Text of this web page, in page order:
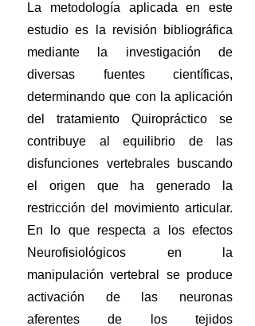
La metodología aplicada en este
estudio es la revisión bibliográfica
mediante la investigación de
diversas fuentes científicas,
determinando que con la aplicación
del tratamiento Quiropráctico se
contribuye al equilibrio de las
disfunciones vertebrales buscando
el origen que ha generado la
restricción del movimiento articular.
En lo que respecta a los efectos
Neurofisiológicos en la
manipulación vertebral se produce
activación de las neuronas
aferentes de los tejidos